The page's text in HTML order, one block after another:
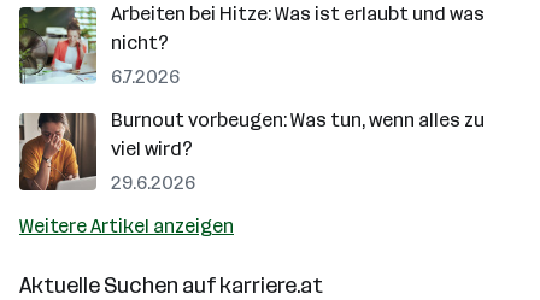
Arbeiten bei Hitze: Was ist erlaubt und was
nicht?
6.7.2026
Burnout vorbeugen: Was tun, wenn alles zu
viel wird?
29.6.2026
Weitere Artikel anzeigen
Aktuelle Suchen aufkarriere.at